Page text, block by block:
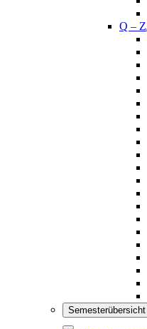
Q – Z
Semesterübersicht